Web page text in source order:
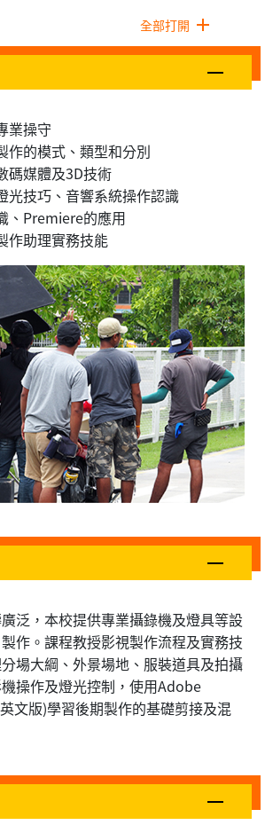
全部打開
業操守
作的模式、類型和分別
碼媒體及3D技術
光技巧、音響系統操作認識
、Premiere的應用
作助理實務技能
泛，本校提供專業攝錄機及燈具等設
作。課程教授影視製作流程及實務技
場大綱、外景場地、服裝道具及拍攝
操作及燈光控制，使用Adobe
文版)學習後期製作的基礎剪接及混